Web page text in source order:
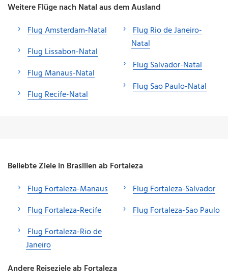
Weitere Flüge nach Natal aus dem Ausland
Flug Amsterdam-Natal
Flug Lissabon-Natal
Flug Manaus-Natal
Flug Recife-Natal
Flug Rio de Janeiro-
Natal
Flug Salvador-Natal
Flug Sao Paulo-Natal
Beliebte Ziele in Brasilien ab Fortaleza
Flug Fortaleza-Manaus
Flug Fortaleza-Recife
Flug Fortaleza-Rio de
Janeiro
Flug Fortaleza-Salvador
Flug Fortaleza-Sao Paulo
Andere Reiseziele ab Fortaleza